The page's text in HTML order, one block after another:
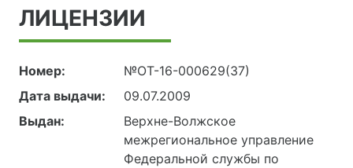
ЛИЦЕНЗИИ
Номер:
№ОТ-16-000629(37)
Дата выдачи:
09.07.2009
Выдан:
Верхне-Волжское
межрегиональное управление
Федеральной службы по